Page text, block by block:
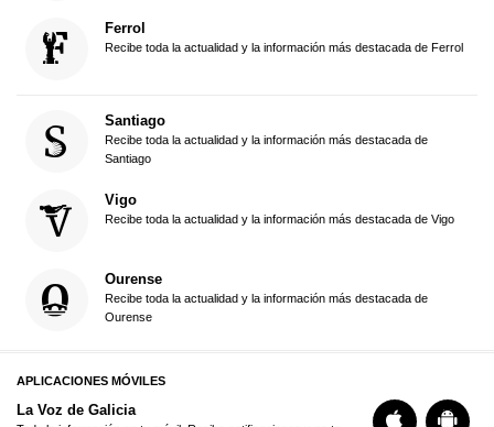
Ferrol
Recibe toda la actualidad y la información más destacada de Ferrol
Santiago
Recibe toda la actualidad y la información más destacada de
Santiago
Vigo
Recibe toda la actualidad y la información más destacada de Vigo
Ourense
Recibe toda la actualidad y la información más destacada de
Ourense
APLICACIONES MÓVILES
La Voz de Galicia